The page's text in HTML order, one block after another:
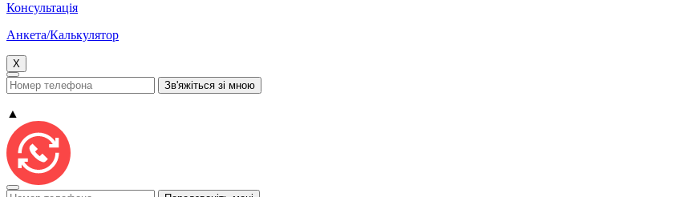
Консультацiя
Анкета/Калькулятор
X
▲